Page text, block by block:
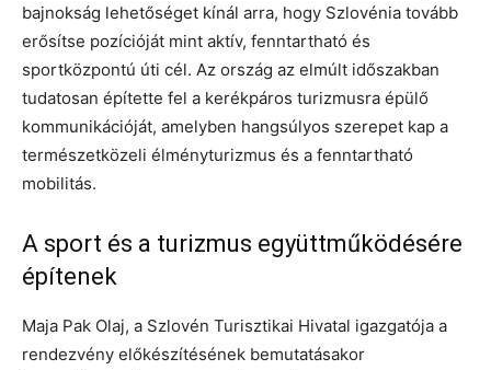
bajnokság lehetőséget kínál arra, hogy Szlovénia tovább
erősítse pozícióját mint aktív, fenntartható és
sportközpontú úti cél. Az ország az elmúlt időszakban
tudatosan építette fel a kerékpáros turizmusra épülő
kommunikációját, amelyben hangsúlyos szerepet kap a
természetközeli élményturizmus és a fenntartható
mobilitás.
A sport és a turizmus együttműködésére
építenek
Maja Pak Olaj, a Szlovén Turisztikai Hivatal igazgatója a
rendezvény előkészítésének bemutatásakor